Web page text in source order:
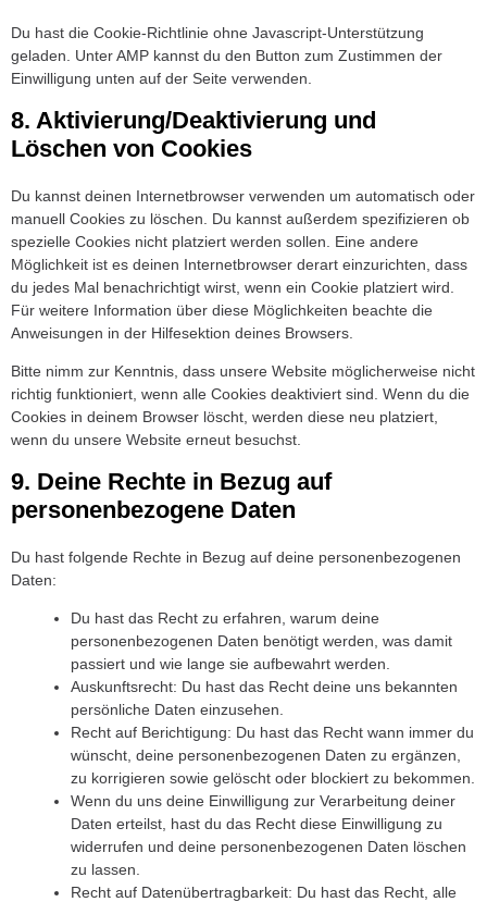
Du hast die Cookie-Richtlinie ohne Javascript-Unterstützung
geladen. Unter AMP kannst du den Button zum Zustimmen der
Einwilligung unten auf der Seite verwenden.
8. Aktivierung/Deaktivierung und
Löschen von Cookies
Du kannst deinen Internetbrowser verwenden um automatisch oder
manuell Cookies zu löschen. Du kannst außerdem spezifizieren ob
spezielle Cookies nicht platziert werden sollen. Eine andere
Möglichkeit ist es deinen Internetbrowser derart einzurichten, dass
du jedes Mal benachrichtigt wirst, wenn ein Cookie platziert wird.
Für weitere Information über diese Möglichkeiten beachte die
Anweisungen in der Hilfesektion deines Browsers.
Bitte nimm zur Kenntnis, dass unsere Website möglicherweise nicht
richtig funktioniert, wenn alle Cookies deaktiviert sind. Wenn du die
Cookies in deinem Browser löscht, werden diese neu platziert,
wenn du unsere Website erneut besuchst.
9. Deine Rechte in Bezug auf
personenbezogene Daten
Du hast folgende Rechte in Bezug auf deine personenbezogenen
Daten:
Du hast das Recht zu erfahren, warum deine
personenbezogenen Daten benötigt werden, was damit
passiert und wie lange sie aufbewahrt werden.
Auskunftsrecht: Du hast das Recht deine uns bekannten
persönliche Daten einzusehen.
Recht auf Berichtigung: Du hast das Recht wann immer du
wünscht, deine personenbezogenen Daten zu ergänzen,
zu korrigieren sowie gelöscht oder blockiert zu bekommen.
Wenn du uns deine Einwilligung zur Verarbeitung deiner
Daten erteilst, hast du das Recht diese Einwilligung zu
widerrufen und deine personenbezogenen Daten löschen
zu lassen.
Recht auf Datenübertragbarkeit: Du hast das Recht, alle